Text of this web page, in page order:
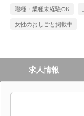
職種・業種未経験OK
女性のおしごと掲載中
求人情報